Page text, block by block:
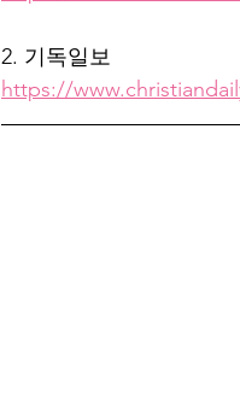
2. 기독일보
https://